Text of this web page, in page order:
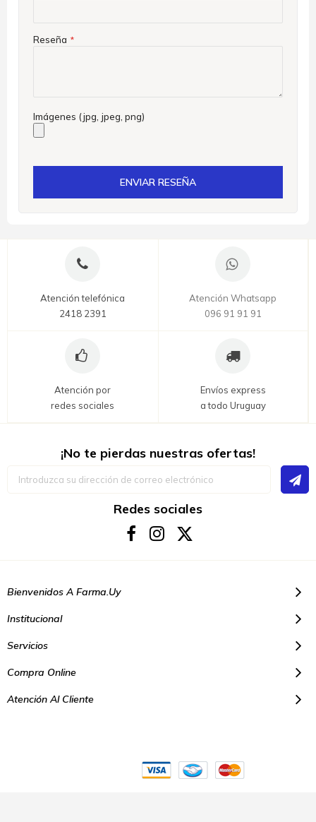
Reseña
Imágenes (jpg, jpeg, png)
ENVIAR RESEÑA
Atención telefónica
2418 2391
Atención Whatsapp
096 91 91 91
Atención por
redes sociales
Envíos express
a todo Uruguay
¡No te pierdas nuestras ofertas!
Redes sociales
Bienvenidos A Farma.uy
Institucional
Servicios
Compra Online
Atención Al Cliente